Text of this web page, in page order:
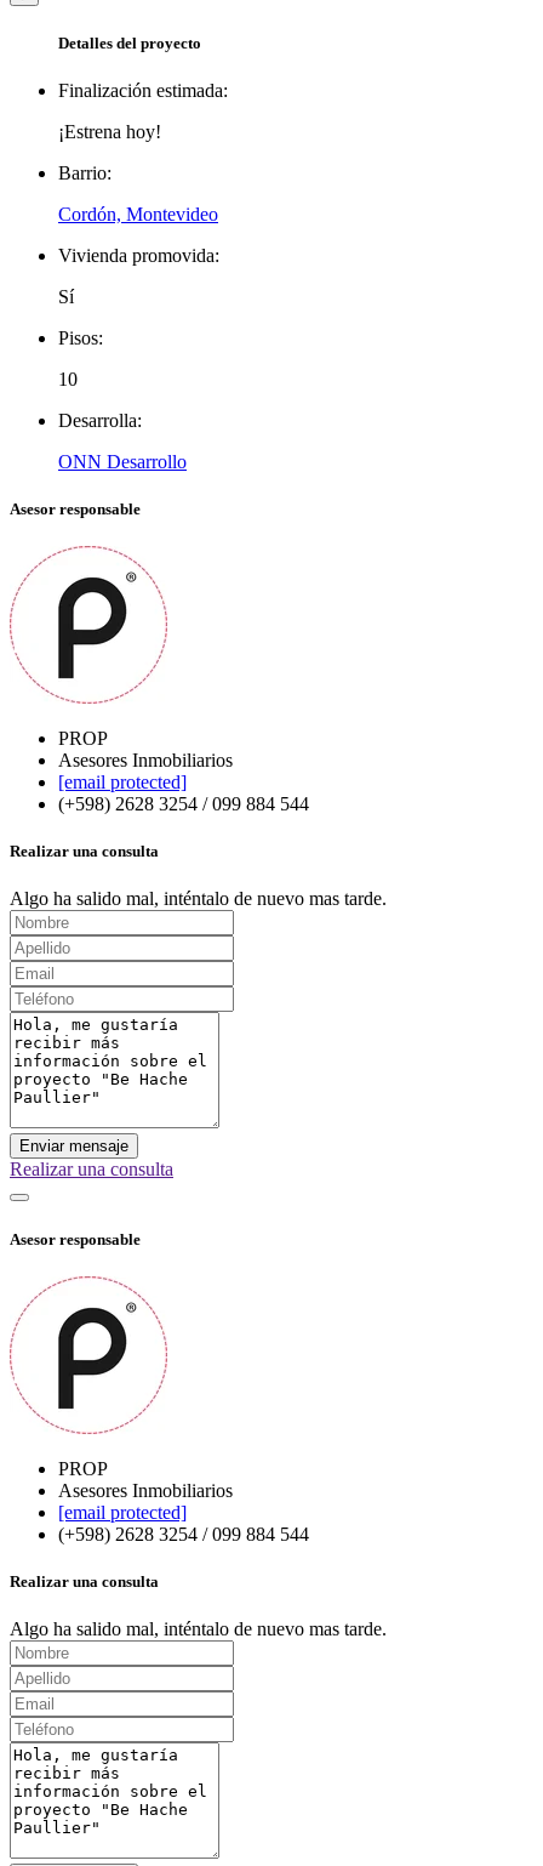
Detalles del proyecto
Finalización estimada:
¡Estrena hoy!
Barrio:
Cordón, Montevideo
Vivienda promovida:
Sí
Pisos:
10
Desarrolla:
ONN Desarrollo
Asesor responsable
PROP
Asesores Inmobiliarios
[email protected]
(+598) 2628 3254 / 099 884 544
Realizar una consulta
Algo ha salido mal, inténtalo de nuevo mas tarde.
Enviar mensaje
Realizar una consulta
Asesor responsable
PROP
Asesores Inmobiliarios
[email protected]
(+598) 2628 3254 / 099 884 544
Realizar una consulta
Algo ha salido mal, inténtalo de nuevo mas tarde.